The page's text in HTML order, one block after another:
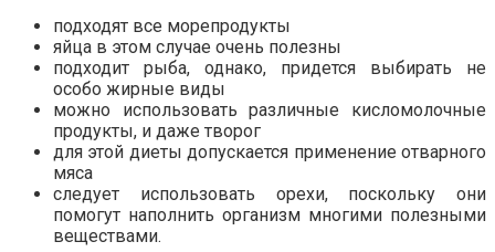
подходят все морепродукты
яйца в этом случае очень полезны
подходит рыба, однако, придется выбирать не
особо жирные виды
можно использовать различные кисломолочные
продукты, и даже творог
для этой диеты допускается применение отварного
мяса
следует использовать орехи, поскольку они
помогут наполнить организм многими полезными
веществами.